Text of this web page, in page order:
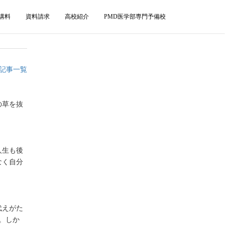
料 資料請求 高校紹介 PMD医学部専門予備校
事一覧
草を抜
生も後
く自分
がた
しか